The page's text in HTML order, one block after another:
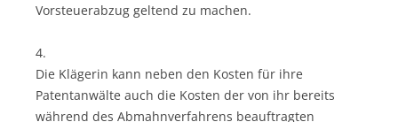
Vorsteuerabzug geltend zu machen.
4.
Die Klägerin kann neben den Kosten für ihre
Patentanwälte auch die Kosten der von ihr bereits
während des Abmahnverfahrens beauftragten